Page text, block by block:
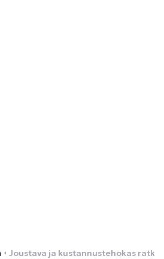
Joustava ja kustannustehokas